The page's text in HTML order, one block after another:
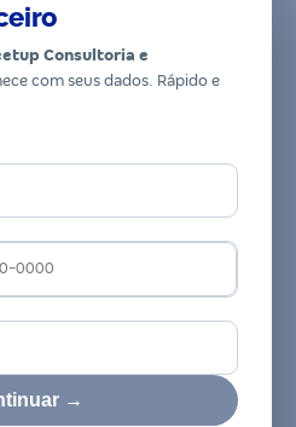
Consultoria e
com seus dados. Rápido e
→